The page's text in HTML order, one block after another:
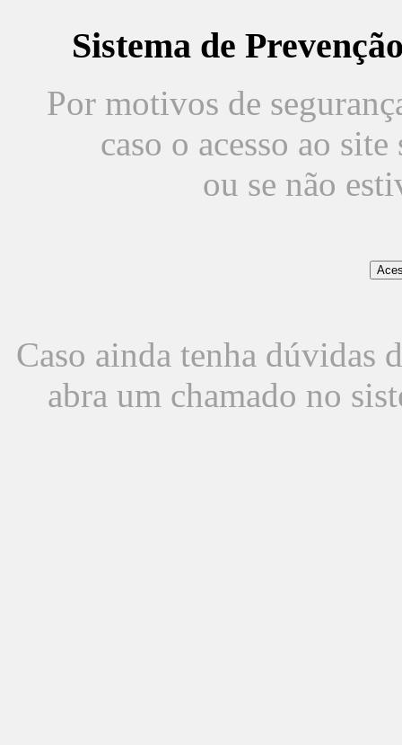
Sistema de
Por motivos de
caso o acesso ao
ou se não
Caso ainda tenha dúvidas
abra um chamado no